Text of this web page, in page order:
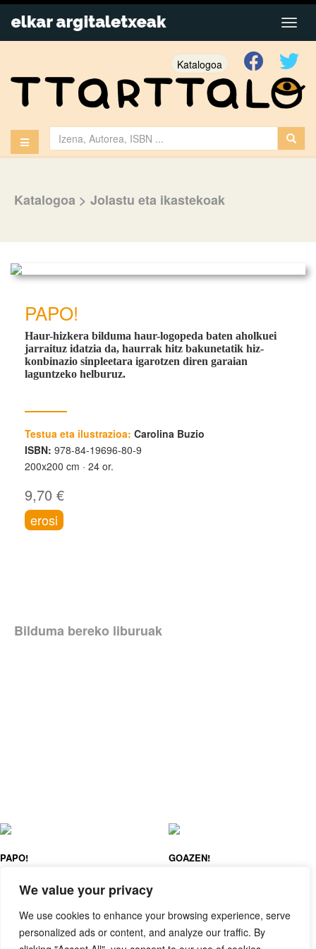
We value your privacy
We use cookies to enhance your browsing experience, serve
personalized ads or content, and analyze our traffic. By
Katalogoa
Katalogoa > Jolastu eta ikastekoak
PAPO!
Haur-hizkera bilduma haur-logopeda baten aholkuei
jarraituz idatzia da, haurrak hitz bakunetatik hiz-
konbinazio sinpleetara igarotzen diren garaian
laguntzeko helburuz.
Testua eta ilustrazioa: Carolina Buzio
ISBN: 978-84-19696-80-9
200x200 cm
24 or.
9,70 €
erosi
Bilduma bereko liburuak
PAPO! GOAZEN!